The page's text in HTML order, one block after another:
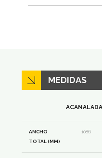
MEDIDAS
ANCHO
TOTAL (MM)
1086